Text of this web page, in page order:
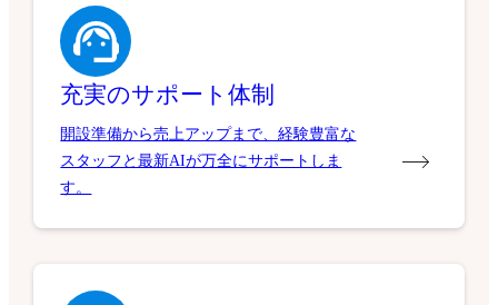
充実のサポート体制
開設準備から売上アップまで、経験豊富な
スタッフと最新AIが万全にサポートしま
す。